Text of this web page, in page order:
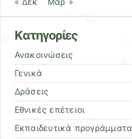
Kατηγορίες
Ανακοινώσεις
Γενικά
Δράσεις
Εθνικές επέτειοι
Εκπαιδευτικά προγράμματα